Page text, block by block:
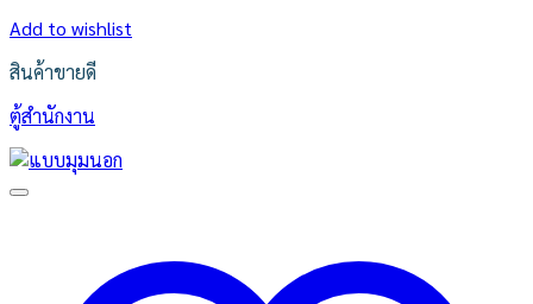
Add to wishlist
สินค้าขายดี
ตู้สำนักงาน